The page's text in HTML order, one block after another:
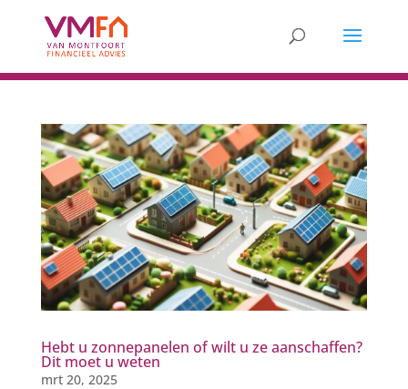
Hebt u zonnepanelen of wilt u ze aanschaffen?
Dit moet u weten
mrt 20, 2025